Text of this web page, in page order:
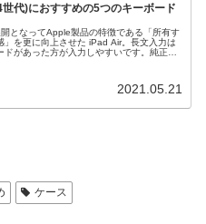
代)におすすめの5つのキーボード
となってApple製品の特徴である「所有す
」を更に向上させた iPad Air。長文入力は
ドがあった方が入力しやすいです。純正と
2021.05.21
ケース